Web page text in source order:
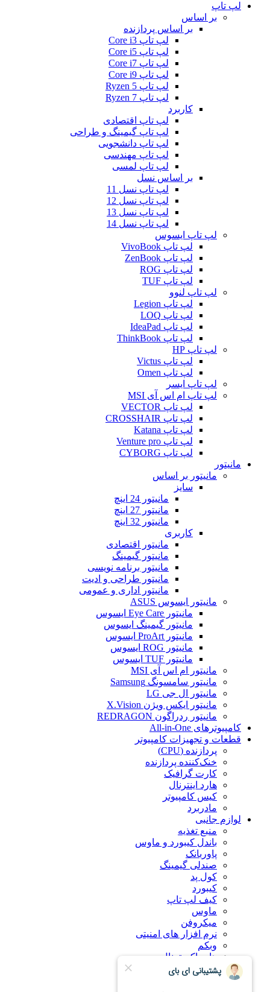
لپ تاپ
بر اساس
بر اساس پردازنده
لپ تاپ Core i3
لپ تاپ Core i5
لپ تاپ Core i7
لپ تاپ Core i9
لپ تاپ Ryzen 5
لپ تاپ Ryzen 7
کاربرد
لپ تاپ اقتصادی
لپ تاپ گیمینگ و طراحی
لپ تاپ دانشجویی
لپ تاپ مهندسی
لپ تاپ لمسی
بر اساس نسل
لپ تاپ نسل 11
لپ تاپ نسل 12
لپ تاپ نسل 13
لپ تاپ نسل 14
لپ تاپ ایسوس
لپ تاپ VivoBook
لپ تاپ ZenBook
لپ تاپ ROG
لپ تاپ TUF
لپ تاپ لنوو
لپ تاپ Legion
لپ تاپ LOQ
لپ تاپ IdeaPad
لپ تاپ ThinkBook
لپ تاپ HP
لپ تاپ Victus
لپ تاپ Omen
لپ تاپ ایسر
لپ تاپ ام اس آی MSI
لپ تاپ VECTOR
لپ تاپ CROSSHAIR
لپ تاپ Katana
لپ تاپ Venture pro
لپ تاپ CYBORG
مانیتور
مانیتور بر اساس
سایز
مانیتور 24 اینچ
مانیتور 27 اینچ
مانیتور 32 اینچ
کاربری
مانیتور اقتصادی
مانیتور گیمینگ
مانیتور برنامه نویسی
مانیتور طراحی و ادیت
مانیتور اداری و عمومی
مانیتور ایسوس ASUS
مانیتور Eye Care ایسوس
مانیتور گیمینگ ایسوس
مانیتور ProArt ایسوس
مانیتور ROG ایسوس
مانیتور TUF ایسوس
مانیتور ام اس آی MSI
مانیتور سامسونگ Samsung
مانیتور ال جی LG
مانیتور ایکس ویژن X.Vision
مانیتور ردراگون REDRAGON
کامپیوترهای All-in-One
قطعات و تجهیزات کامپیوتر
پردازنده (CPU)
خنک‌کننده پردازنده
کارت گرافیک
هارد اینترنال
کیس کامپیوتر
مادربرد
لوازم جانبی
منبع تغذیه
باندل کیبورد و ماوس
پاوربانک
صندلی گیمینگ
کول پد
کیبورد
کیف لپ تاپ
ماوس
میکروفن
نرم افزار های امنیتی
وبکم
هارد اکسترنال
درباره ما